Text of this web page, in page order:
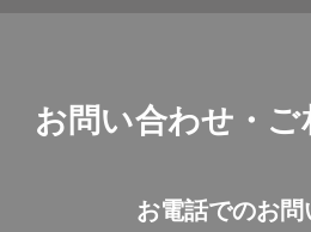
お問い合わせ・ご
お電話でのお問